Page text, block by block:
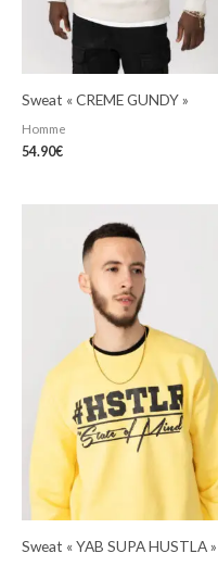
Sweat « CREME GUNDY »
Homme
54.90€
Sweat « YAB SUPA HUSTLA »